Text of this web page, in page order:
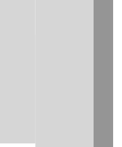
los Derechos de las